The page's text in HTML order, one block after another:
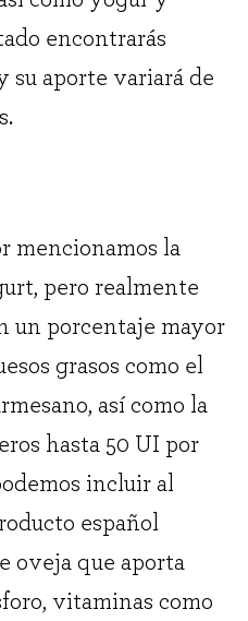
encontrarás
su aporte variará de
mencionamos la
pero realmente
un porcentaje mayor
grasos como el
así como la
hasta 50 UI por
incluir al
español
oveja que aporta
vitaminas como